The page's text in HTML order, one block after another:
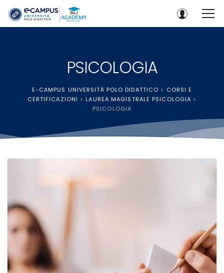
PSICOLOGIA
E-CAMPUS UNIVERSITÀ POLO DIDATTICO > CORSI E
CERTIFICAZIONI >LAUREA MAGISTRALE PSICOLOGIA >
PSICOLOGIA